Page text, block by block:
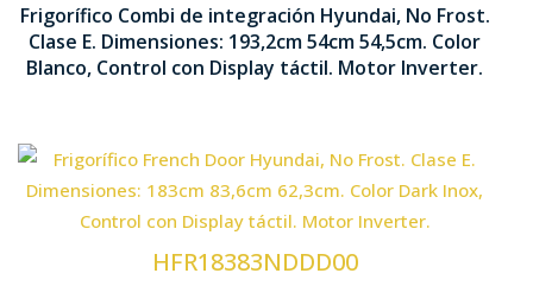
Frigorífico Combi de integración Hyundai, No Frost.
Clase E. Dimensiones: 193,2cm 54cm 54,5cm. Color
Blanco, Control con Display táctil. Motor Inverter.
Motor Inverter 1932 x
HFR18383NDDD00
Tecnología No Frost
Ventilación Multi Air Flow